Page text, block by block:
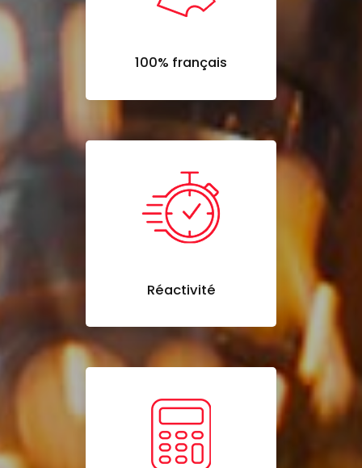
100% français
Réactivité